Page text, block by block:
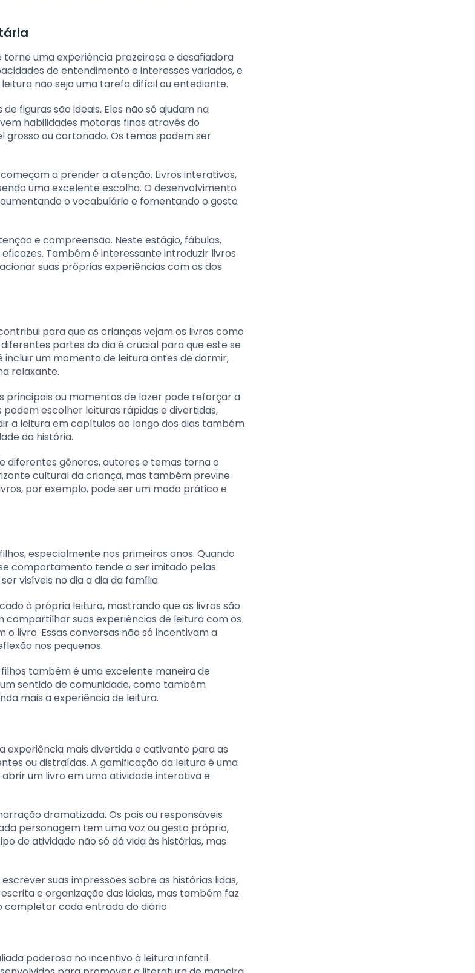
uma experiência prazeirosa e desafiadora
de entendimento e interesses variados, e
não seja uma tarefa difícil ou entediante.
figuras são ideais. Eles não só ajudam na
habilidades motoras finas através do
grosso ou cartonado. Os temas podem ser
a prender a atenção. Livros interativos,
uma excelente escolha. O desenvolvimento
o vocabulário e fomentando o gosto
e compreensão. Neste estágio, fábulas,
Também é interessante introduzir livros
suas próprias experiências com as dos
para que as crianças vejam os livros como
partes do dia é crucial para que este se
um momento de leitura antes de dormir,
relaxante.
principais ou momentos de lazer pode reforçar a
escolher leituras rápidas e divertidas,
a leitura em capítulos ao longo dos dias também
da história.
diferentes gêneros, autores e temas torna o
cultural da criança, mas também previne
por exemplo, pode ser um modo prático e
especialmente nos primeiros anos. Quando
comportamento tende a ser imitado pelas
visíveis no dia a dia da família.
à própria leitura, mostrando que os livros são
suas experiências de leitura com os
livro. Essas conversas não só incentivam a
nos pequenos.
também é uma excelente maneira de
sentido de comunidade, como também
mais a experiência de leitura.
mais divertida e cativante para as
ou distraídas. A gamificação da leitura é uma
um livro em uma atividade interativa e
dramatizada. Os pais ou responsáveis
personagem tem uma voz ou gesto próprio,
de atividade não só dá vida às histórias, mas
suas impressões sobre as histórias lidas,
e organização das ideias, mas também faz
completar cada entrada do diário.
poderosa no incentivo à leitura infantil.